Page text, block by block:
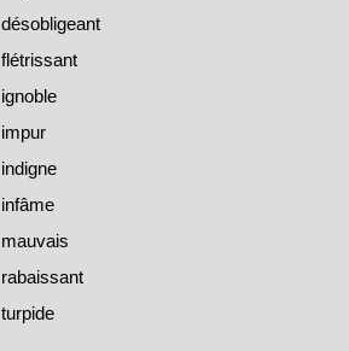
désobligeant
flétrissant
ignoble
impur
indigne
infâme
mauvais
rabaissant
turpide